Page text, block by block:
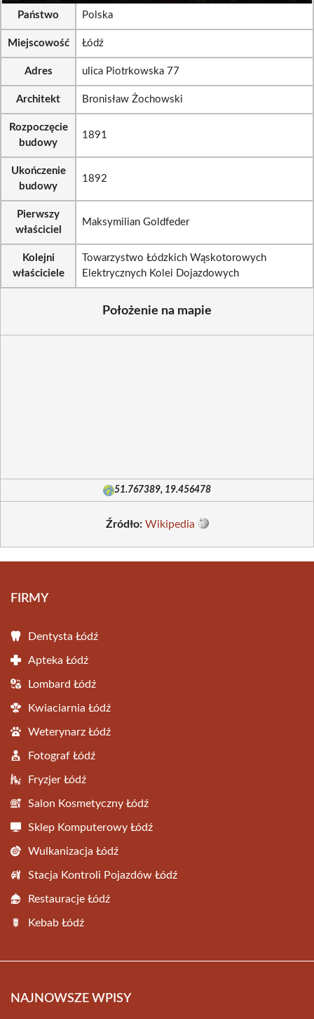
Państwo Polska
Miejscowość Łódź
Adres ulica Piotrkowska 77
Architekt Bronisław Żochowski
Rozpoczęcie
budowy
1891
Ukończenie
budowy
1892
Pierwszy
właściciel
Maksymilian Goldfeder
Kolejni
właściciele
Towarzystwo Łódzkich Wąskotorowych
Elektrycznych Kolei Dojazdowych
Położenie na mapie
51.767389, 19.456478
Źródło: Wikipedia
FIRMY
Dentysta Łódź
Apteka Łódź
Lombard Łódź
Kwiaciarnia Łódź
Weterynarz Łódź
Fotograf Łódź
Fryzjer Łódź
Salon Kosmetyczny Łódź
Sklep Komputerowy Łódź
Wulkanizacja Łódź
Stacja Kontroli Pojazdów Łódź
Restauracje Łódź
Kebab Łódź
NAJNOWSZE WPISY